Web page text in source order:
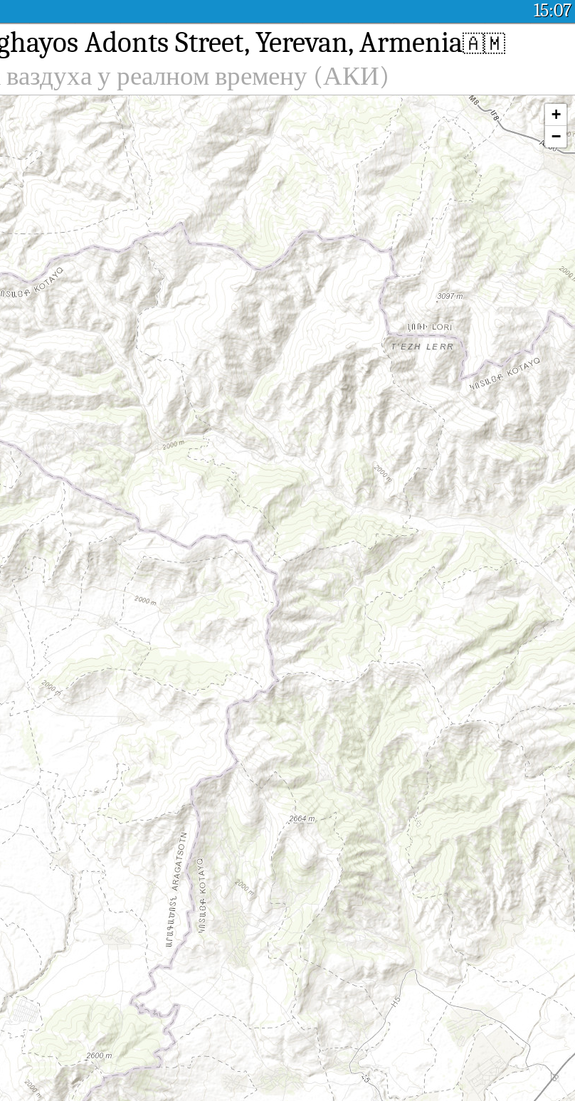
15:07
Adonts Street, Yerevan, Armenia🇦🇲
ваздуха у реалном времену (АКИ)
+
−